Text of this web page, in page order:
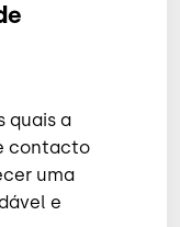
quais a
contacto
uma
e